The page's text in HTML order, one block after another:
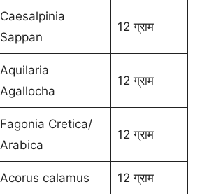
Caesalpinia
Sappan
12 ग्राम
Aquilaria
Agallocha
12 ग्राम
Fagonia Cretica/
Arabica
12 ग्राम
Acorus calamus 12 ग्राम